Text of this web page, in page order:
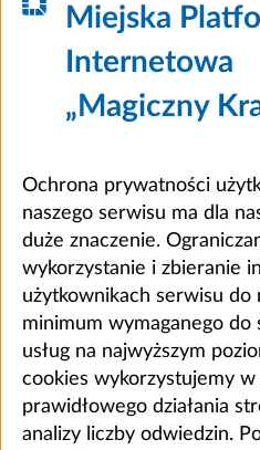
Miejska
Internetowa
„Magiczny
Ochrona prywatności
naszego serwisu ma dla
duże znaczenie.
wykorzystanie i zbieranie
użytkownikach serwisu do
minimum wymaganego do
usług na najwyższym
cookies wykorzystujemy w
prawidłowego działania
analizy liczby odwiedzin.